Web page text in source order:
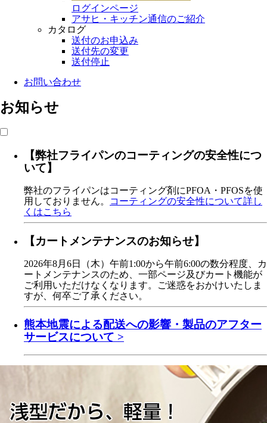
ログインページ
アサヒ・キッチン通信のご紹介
カタログ
送付のお申込み
送付先の変更
送付停止
お問い合わせ
お知らせ
【弊社フライパンのコーティングの安全性につ
いて】
弊社のフライパンはコーティング剤にPFOA・PFOSを使
用しておりません。
コーティングの安全性について詳し
くはこちら
【カートメンテナンスのお知らせ】
2026年8月6日（木）午前1:00から午前6:00の数分程度、カ
ートメンテナンスのため、一部ページ及びカート機能が
ご利用いただけなくなります。ご迷惑をおかけいたしま
すが、何卒ご了承ください。
熊本地震による配送への影響・製品のアフター
サービスについて >